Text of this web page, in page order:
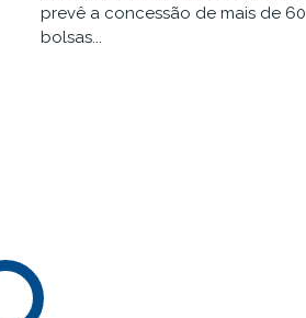
prevê a concessão de mais de 60
bolsas...